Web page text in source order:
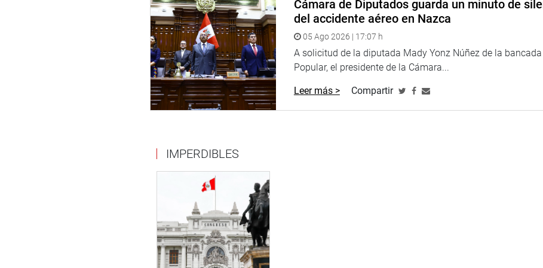
Entretanto, la congresista Diana Gonzales Delgado, Diana Gonzales, representante del
Arequipa, se reunió en Lima, con funcionarios de la Dirección de Redes Integradas de Salud
DIRIS VES).
Señaló que el Centro de Salud “San Martín de Porres”, requiere una asignación presupuestal del
Salud del Perú, para que siga avanzando el proyecto de inversión destinado a la mejora de la
Cámara de Diputados guarda un minuto de
del accidente aéreo en Nazca
05 Ago 2026 | 17:07 h
A solicitud de la diputada Mady Yonz Núñez de la
Popular, el presidente de la Cámara...
Leer más > Compartir
IMPERDIBLES